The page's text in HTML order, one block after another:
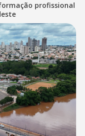
profissional